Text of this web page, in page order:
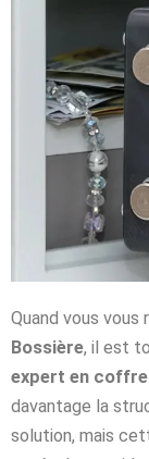
Quand vous vous
Bossière, il est
expert en
davantage la
solution, mais